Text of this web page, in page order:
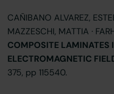
CAÑIBANO ALVAREZ,
MAZZESCHI, MATTIA ·
COMPOSITE LAMINATES
ELECTROMAGNETIC
375, pp 115540.